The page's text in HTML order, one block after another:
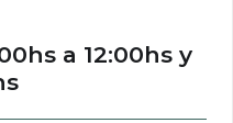
a 12:00hs y